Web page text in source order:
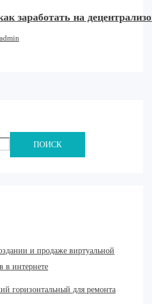
заработать на
admin
ПОИСК
и продаже виртуальной
в интернете
горизонтальный для ремонта